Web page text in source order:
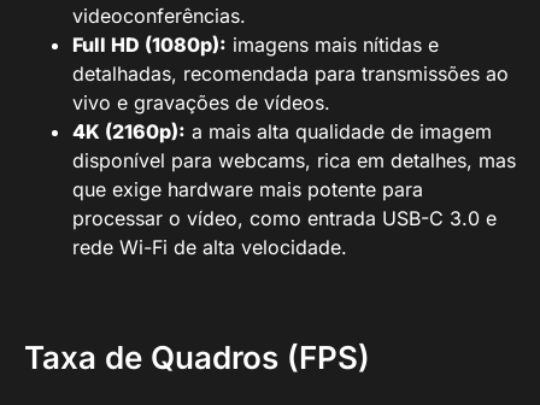
videoconferências.
Full HD (1080p): imagens mais nítidas e
detalhadas, recomendada para transmissões ao
vivo e gravações de vídeos.
4K (2160p): a mais alta qualidade de imagem
disponível para webcams, rica em detalhes, mas
que exige hardware mais potente para
processar o vídeo, como entrada USB-C 3.0 e
rede Wi-Fi de alta velocidade.
Taxa de Quadros (FPS)